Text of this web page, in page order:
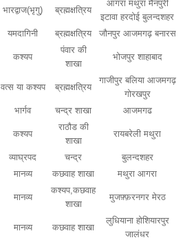
भारद्वाज(भृगु) ब्रह्मक्षत्रिय
आगरा मथुरा मैनपुरी
इटावा हरदोई बुलन्दशहर
यमदागिनी ब्रह्मक्षत्रिय जौनपुर आजमगढ़ बनारस
कश्यप
पंवार की
शाखा
भोजपुर शाहाबाद
वत्स या कश्यप ब्रह्मक्षत्रिय
गाजीपुर बलिया आजमगढ़
गोरखपुर
भार्गव चन्द्र शाखा आजमगढ
कश्यप
राठौड की
शाखा
रायबरेली मथुरा
व्याघ्रपद चन्द्र
बुलन्दशहर
मानव्य कछवाह शाखा मथुरा आगरा
मानव्य
कश्यप,कछवाह
शाखा
मुजफ़्फ़रनगर मेरठ
मानव्य कछवाह शाखा
लुधियाना होशियारपुर
जालंधर